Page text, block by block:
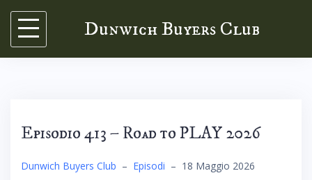
Skip
content
Dunwich Buyers Club
Episodio 413 – Road to PLAY 2026
Dunwich Buyers Club – Episodi – 18 Maggio 2026